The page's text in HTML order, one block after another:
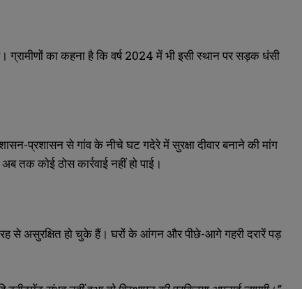
ग्रामीणों का कहना है कि वर्ष 2024 में भी इसी स्थान पर सड़क धंसी
प्रशासन से गांव के नीचे घट गदेरे में सुरक्षा दीवार बनाने की मांग
तक कोई ठोस कार्रवाई नहीं हो पाई।
से असुरक्षित हो चुके हैं। घरों के आंगन और पीछे-आगे गहरी दरारें पड़